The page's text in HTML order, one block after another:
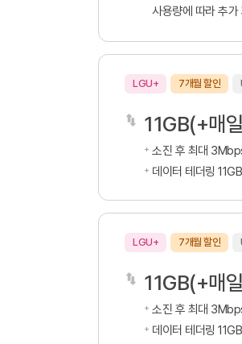
사용량에 따라 추가
LGU+ 7개월 할인
11GB(+매
소진 후 최대
데이터 테더링
LGU+ 7개월 할인
11GB(+매
소진 후 최대
데이터 테더링